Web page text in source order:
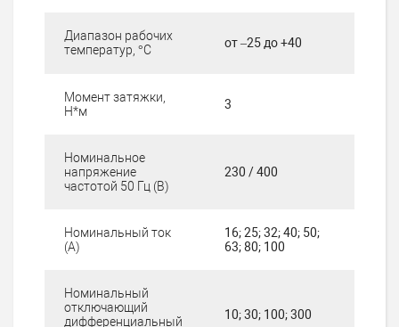
Диапазон рабочих
температур, °С
от –25 до +40
Момент затяжки,
Н*м
3
Номинальное
напряжение
частотой 50 Гц (В)
230 / 400
Номинальный ток
(А)
16; 25; 32; 40; 50;
63; 80; 100
Номинальный
отключающий
дифференциальный
10; 30; 100; 300